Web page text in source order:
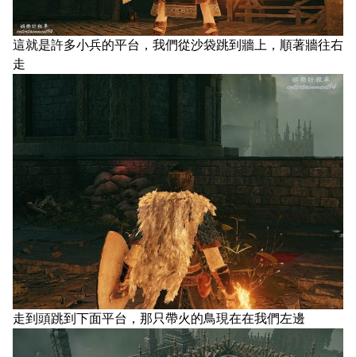
這就是許多小兵的平台，我們從沙袋跳到牆上，順著牆往右
走
走到頭跳到下面平台，那只帶火的鳥現在在我們左邊